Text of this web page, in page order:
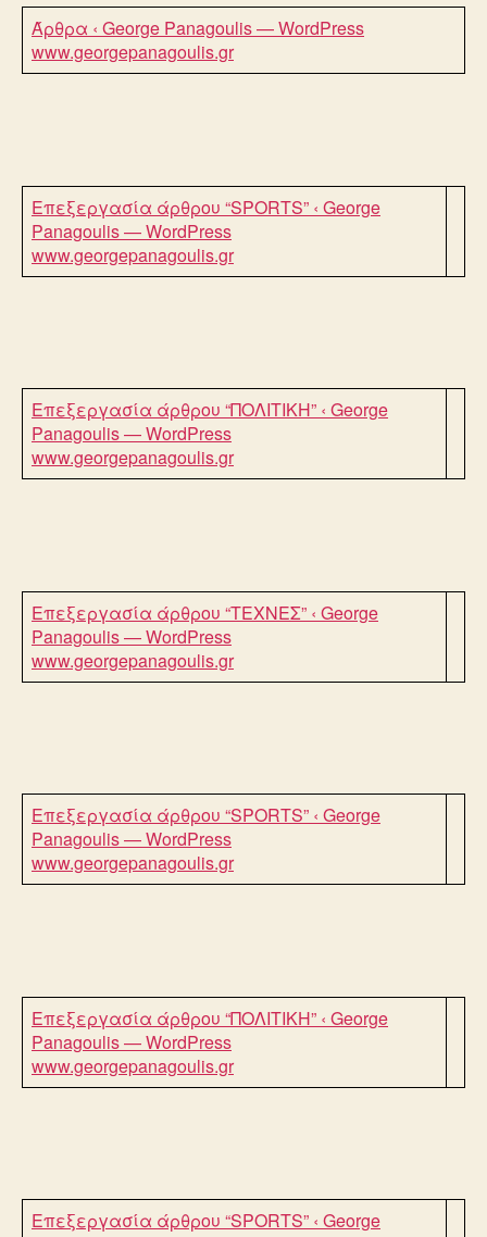
Άρθρα ‹ George Panagoulis — WordPress
www.georgepanagoulis.gr
Επεξεργασία άρθρου “SPORTS” ‹ George
Panagoulis — WordPress
www.georgepanagoulis.gr
Επεξεργασία άρθρου “ΠΟΛΙΤΙΚΗ” ‹ George
Panagoulis — WordPress
www.georgepanagoulis.gr
Επεξεργασία άρθρου “ΤΕΧΝΕΣ” ‹ George
Panagoulis — WordPress
www.georgepanagoulis.gr
Επεξεργασία άρθρου “SPORTS” ‹ George
Panagoulis — WordPress
www.georgepanagoulis.gr
Επεξεργασία άρθρου “ΠΟΛΙΤΙΚΗ” ‹ George
Panagoulis — WordPress
www.georgepanagoulis.gr
Επεξεργασία άρθρου “SPORTS” ‹ George